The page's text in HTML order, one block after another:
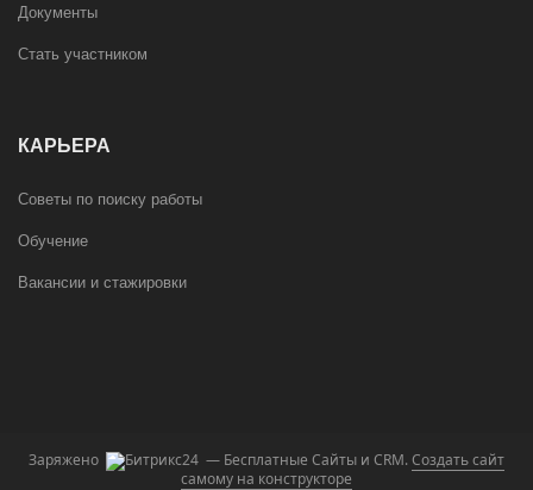
Документы
Стать участником
КАРЬЕРА
Советы по поиску работы
Обучение
Вакансии и стажировки
Заряжено — Бесплатные Сайты и CRM.Создать сайт
самому на конструкторе